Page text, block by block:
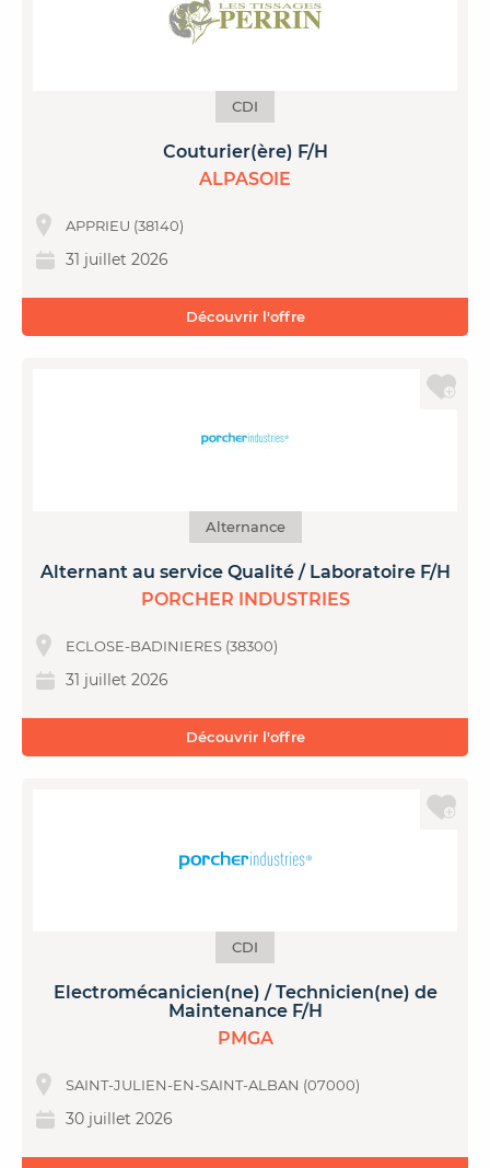
CDI
Couturier(ère) F/H
ALPASOIE
APPRIEU (38140)
31 juillet 2026
Découvrir l'offre
Alternance
Alternant au service Qualité / Laboratoire F/H
PORCHER INDUSTRIES
ECLOSE-BADINIERES (38300)
31 juillet 2026
Découvrir l'offre
CDI
Electromécanicien(ne) / Technicien(ne) de
Maintenance F/H
PMGA
SAINT-JULIEN-EN-SAINT-ALBAN (07000)
30 juillet 2026